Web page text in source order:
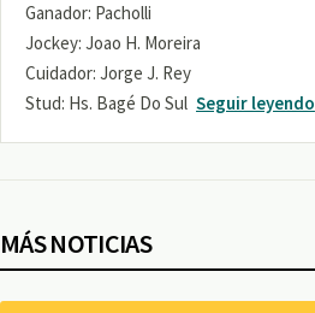
Ganador: Pacholli
Jockey: Joao H. Moreira
Cuidador: Jorge J. Rey
Stud: Hs. Bagé Do Sul Seguir leyendo
MÁS NOTICIAS